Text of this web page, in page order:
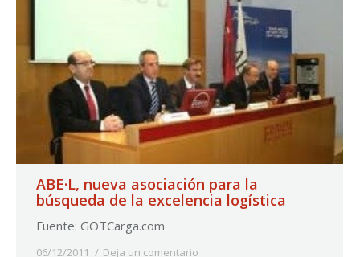
ABE·L, nueva asociación para la
búsqueda de la excelencia logística
Fuente: GOTCarga.com
06/12/2011
Deja un comentario